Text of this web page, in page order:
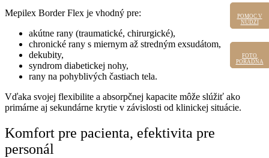
Mepilex Border Flex je vhodný pre:
akútne rany (traumatické, chirurgické),
chronické rany s miernym až stredným exsudátom,
dekubity,
syndrom diabetickej nohy,
rany na pohyblivých častiach tela.
Vďaka svojej flexibilite a absorpčnej kapacite môže slúžiť ako
primárne aj sekundárne krytie v závislosti od klinickej situácie.
Komfort pre pacienta, efektivita pre
personál
POMOC
V NÚDZI
FOTO
PORADŇA
POMOC V
NÚDZI
FOTO
PORADŇA